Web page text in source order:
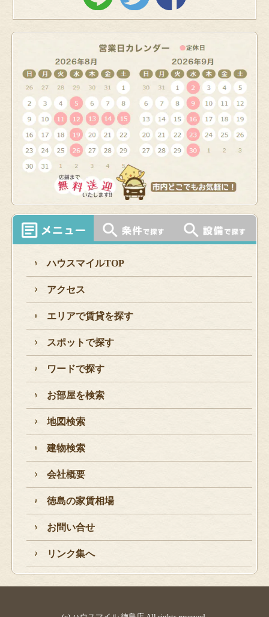
ハウスマイルTOP
アクセス
エリアで賃貸を探す
スポットで探す
ワードで探す
お部屋を検索
地図検索
建物検索
会社概要
徳島の家賃相場
お問い合せ
リンク集へ